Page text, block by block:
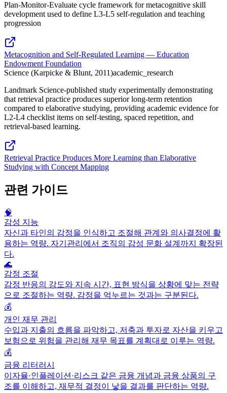
Plan-Monitor-Evaluate cycle framework for metacognitive skill
development used to define L3-L5 self-regulation and teaching
progression
Metacognition and Self-Regulated Learning — Education
Endowment Foundation
Science (Karpicke & Blunt, 2011)academic_research
Landmark Science-published study experimentally demonstrating
that retrieval practice produces superior long-term retention
compared to elaborative studying, providing academic evidence for
L2-L4 checklist items on self-testing, spaced repetition, and
retrieval-based learning.
Retrieval Practice Produces More Learning than Elaborative
Studying with Concept Mapping
관련 가이드
🧠
감성 지능
자신과 타인의 감정을 인식하고 조절해 관계와 의사결정에 활
용하는 역량. 자기관리에서 조직의 감성 문화 설계까지 확장된
다.
🌊
감정 조절
감정 반응의 강도와 지속 시간, 표현 방식을 상황에 맞는 전략
으로 조절하는 역량. 감정을 억누르는 것과는 구분된다.
💰
개인 재무 관리
수입과 지출의 흐름을 파악하고, 저축과 투자로 자산을 키우고
보험으로 위험을 관리해 재무 목표를 계획대로 이루는 역량.
💰
금융 리터러시
이자율·인플레이션·리스크 같은 금융 개념과 금융 상품의 구
조를 이해하고, 재무적 결정이 낳을 결과를 판단하는 역량.